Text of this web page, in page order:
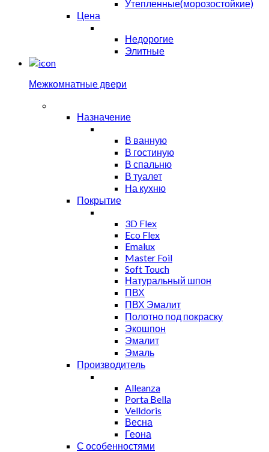
Утепленные(морозостойкие)
Цена
Недорогие
Элитные
Межкомнатные двери
Назначение
В ванную
В гостиную
В спальню
В туалет
На кухню
Покрытие
3D Flex
Eco Flex
Emalux
Master Foil
Soft Touch
Натуральный шпон
ПВХ
ПВХ Эмалит
Полотно под покраску
Экошпон
Эмалит
Эмаль
Производитель
Alleanza
Porta Bella
Velldoris
Весна
Геона
С особенностями